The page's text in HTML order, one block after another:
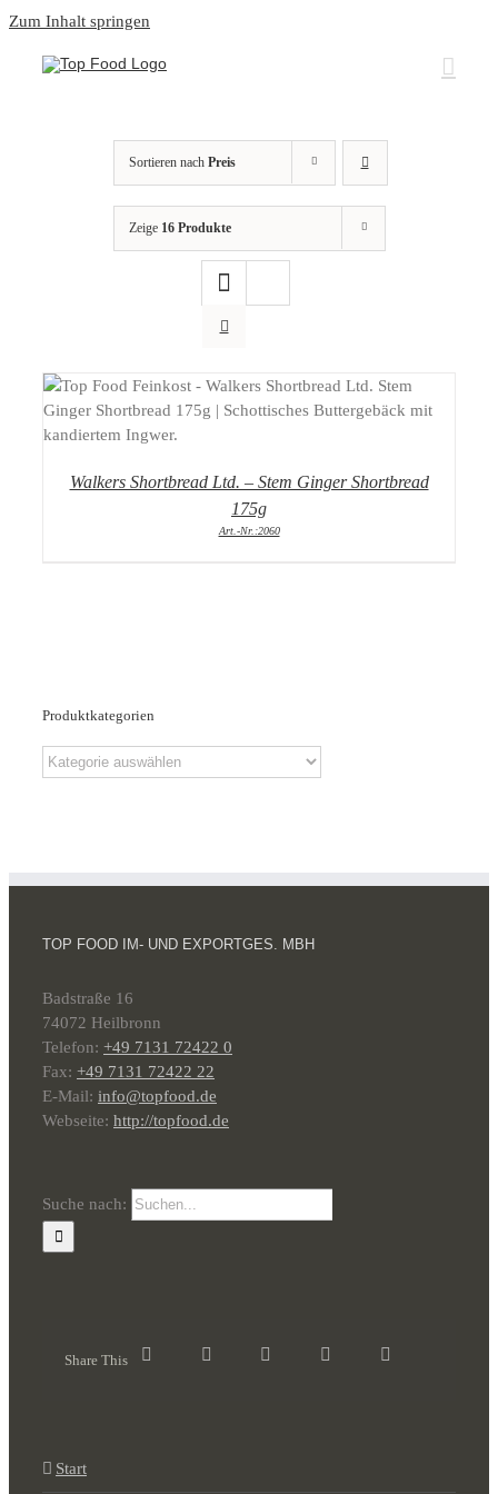
Zum Inhalt springen
Sortieren nach Preis
Zeige 16 Produkte
DETAILS
Walkers Shortbread Ltd. – Stem Ginger Shortbread
175g
Art.-Nr.:2060
Produktkategorien
TOP FOOD IM- UND EXPORTGES. MBH
Badstraße 16
74072 Heilbronn
Telefon: +49 7131 72422 0
Fax: +49 7131 72422 22
E-Mail: info@topfood.de
Webseite: http://topfood.de
Suche nach:
Share This
Start